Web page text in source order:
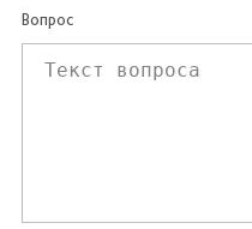
Вопрос